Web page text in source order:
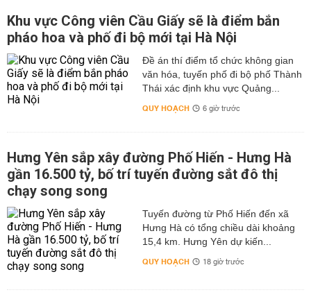
Khu vực Công viên Cầu Giấy sẽ là điểm bắn
pháo hoa và phố đi bộ mới tại Hà Nội
Đề án thí điểm tổ chức không gian
văn hóa, tuyến phố đi bộ phố Thành
Thái xác định khu vực Quảng...
QUY HOẠCH 6 giờ trước
Hưng Yên sắp xây đường Phố Hiến - Hưng Hà
gần 16.500 tỷ, bố trí tuyến đường sắt đô thị
chạy song song
Tuyến đường từ Phố Hiến đến xã
Hưng Hà có tổng chiều dài khoảng
15,4 km. Hưng Yên dự kiến...
QUY HOẠCH 18 giờ trước